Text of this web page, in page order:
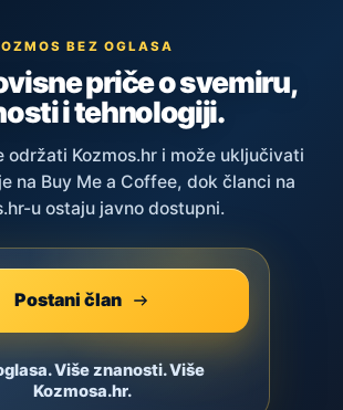
BEZ OGLASA
priče o svemiru,
i tehnologiji.
održati Kozmos.hr i može uključivati
na Buy Me a Coffee, dok članci na
u ostaju javno dostupni.
Postani član
Više znanosti. Više
Kozmosa.hr.